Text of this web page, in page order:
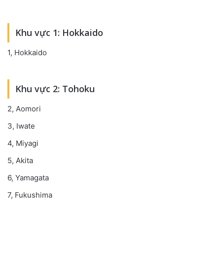
Khu vực 1: Hokkaido
1, Hokkaido
Khu vực 2: Tohoku
2, Aomori
3, Iwate
4, Miyagi
5, Akita
6, Yamagata
7, Fukushima